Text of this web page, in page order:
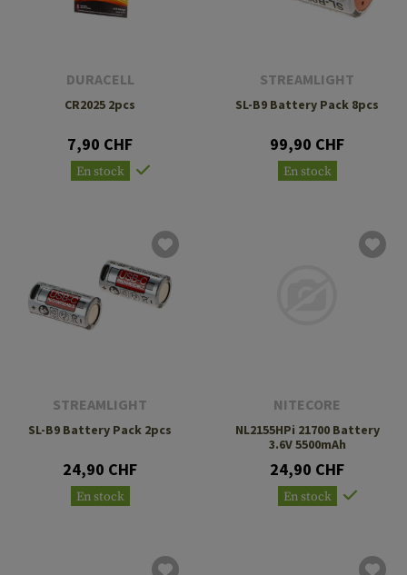
DURACELL
CR2025 2pcs
7,90 CHF
En stock
STREAMLIGHT
SL-B9 Battery Pack 8pcs
99,90 CHF
En stock
STREAMLIGHT
SL-B9 Battery Pack 2pcs
24,90 CHF
En stock
NITECORE
NL2155HPi 21700 Battery
3.6V 5500mAh
24,90 CHF
En stock